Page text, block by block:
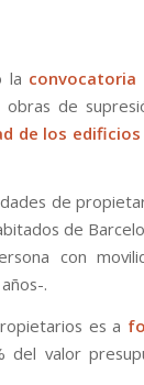
la convocatoria
de
de los
de
de
con
.
es a
del valor